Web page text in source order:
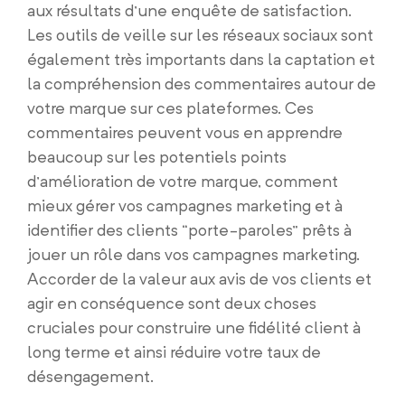
aux résultats d’une enquête de satisfaction.
Les outils de veille sur les réseaux sociaux sont
également très importants dans la captation et
la compréhension des commentaires autour de
votre marque sur ces plateformes. Ces
commentaires peuvent vous en apprendre
beaucoup sur les potentiels points
d’amélioration de votre marque, comment
mieux gérer vos campagnes marketing et à
identifier des clients “porte-paroles” prêts à
jouer un rôle dans vos campagnes marketing.
Accorder de la valeur aux avis de vos clients et
agir en conséquence sont deux choses
cruciales pour construire une fidélité client à
long terme et ainsi réduire votre taux de
désengagement.